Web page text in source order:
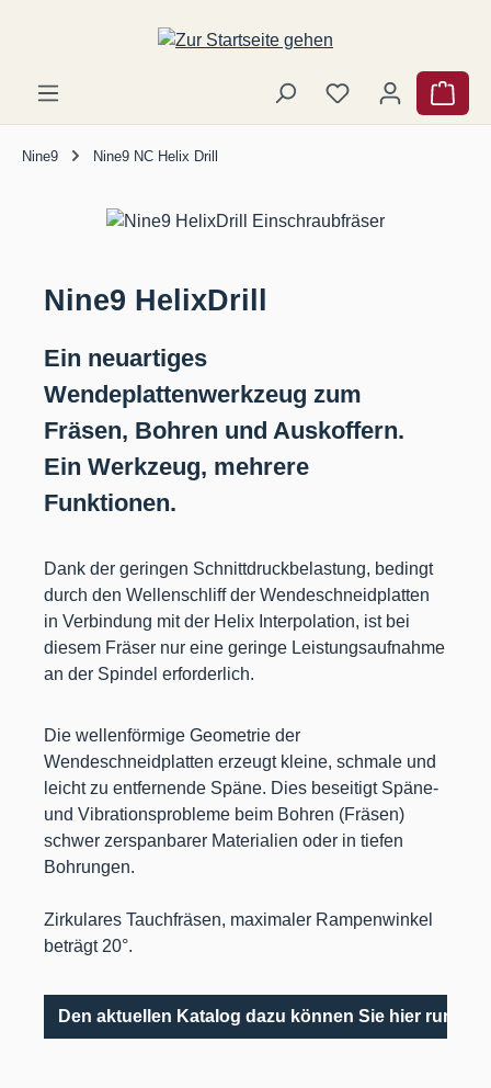
Zum Hauptinhalt springen
Nine9 Nine9 NC Helix Drill
Nine9 HelixDrill
Ein neuartiges
Wendeplattenwerkzeug zum
Fräsen, Bohren und Auskoffern.
Ein Werkzeug, mehrere
Funktionen.
Dank der geringen Schnittdruckbelastung, bedingt
durch den Wellenschliff der Wendeschneidplatten
in Verbindung mit der Helix Interpolation, ist bei
diesem Fräser nur eine geringe Leistungsaufnahme
an der Spindel erforderlich.
Die wellenförmige Geometrie der
Wendeschneidplatten erzeugt kleine, schmale und
leicht zu entfernende Späne. Dies beseitigt Späne-
und Vibrationsprobleme beim Bohren (Fräsen)
schwer zerspanbarer Materialien oder in tiefen
Bohrungen.
Zirkulares Tauchfräsen, maximaler Rampenwinkel
beträgt 20°.
Den aktuellen Katalog dazu können Sie hier